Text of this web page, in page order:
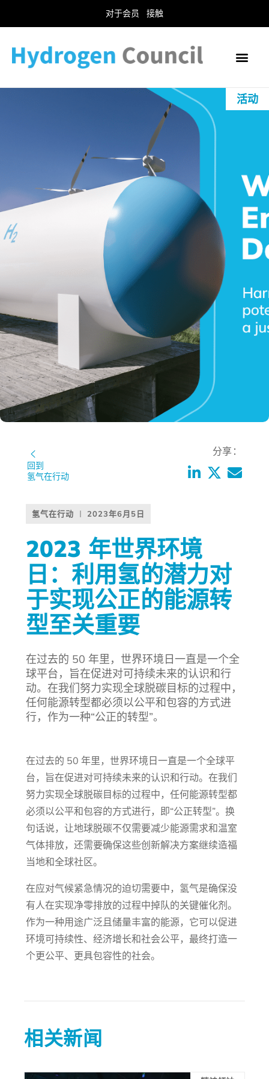
对于会员 接触
活动
回到
氢气在行动
分享：
氢气在行动 2023年6月5日
2023 年世界环境
日：利用氢的潜力对
于实现公正的能源转
型至关重要
在过去的 50 年里，世界环境日一直是一个全
球平台，旨在促进对可持续未来的认识和行
动。在我们努力实现全球脱碳目标的过程中，
任何能源转型都必须以公平和包容的方式进
行，作为一种“公正的转型”。
在过去的 50 年里，世界环境日一直是一个全球平
台，旨在促进对可持续未来的认识和行动。在我们
努力实现全球脱碳目标的过程中，任何能源转型都
必须以公平和包容的方式进行，即“公正转型”。换
句话说，让地球脱碳不仅需要减少能源需求和温室
气体排放，还需要确保这些创新解决方案继续造福
当地和全球社区。
在应对气候紧急情况的迫切需要中，氢气是确保没
有人在实现净零排放的过程中掉队的关键催化剂。
作为一种用途广泛且储量丰富的能源，它可以促进
环境可持续性、经济增长和社会公平，最终打造一
个更公平、更具包容性的社会。
相关新闻